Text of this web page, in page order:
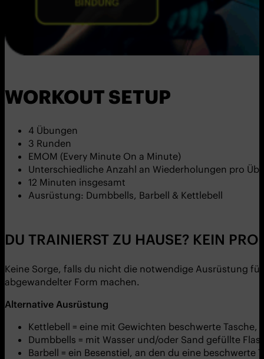
WORKOUT SETUP
4 Übungen
3 Runden
EMOM (Every Minute On a Minute)
Unterschiedliche Anzahl an Wiederholungen pro
12 Minuten insgesamt
Ausrüstung: Dumbbells, Barbell & Kettlebell
DU TRAINIERST ZU HAUSE? KEIN
Keine Sorge, falls du nicht die notwendige Ausrüstung
abgewandelter Form machen.
Alternative Ausrüstung
Kettlebell = eine mit Gewichten beschwerte
Dumbbells = mit Wasser und/oder Sand gefüllte
Barbell = ein Besenstiel, an den du eine beschwerte